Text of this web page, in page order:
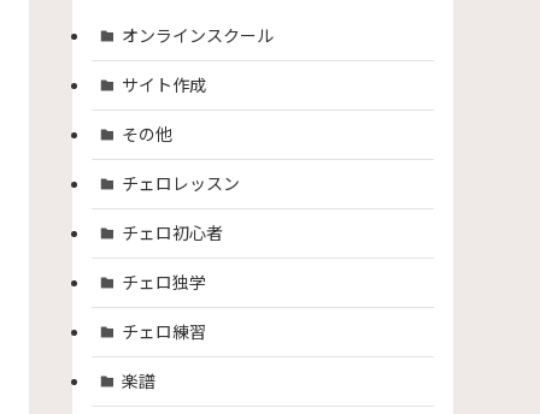
オンラインスクール
サイト作成
その他
チェロレッスン
チェロ初心者
チェロ独学
チェロ練習
楽譜